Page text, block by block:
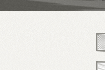
新